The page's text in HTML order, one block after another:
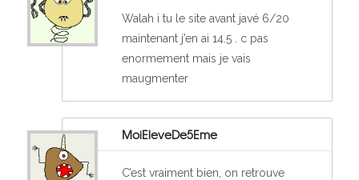
Walah i tu le site avant javé 6/20
maintenant j’en ai 14.5 . c pas
enormement mais je vais
maugmenter
MoiEleveDe5Eme
C’est vraiment bien, on retrouve